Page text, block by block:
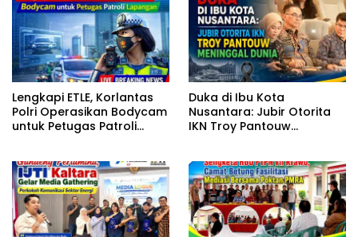
Lengkapi ETLE, Korlantas
Polri Operasikan Bodycam
untuk Petugas Patroli
Duka di Ibu Kota
Nusantara: Jubir Otorita
IKN Troy Pantouw